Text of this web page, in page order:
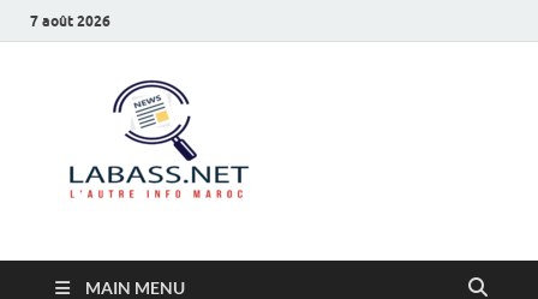
7 août 2026
MAIN MENU